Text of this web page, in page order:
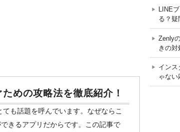
めの攻略法を徹底紹介！
も話題を呼んでいます。なぜならこ
きるアプリだからです。この記事で
LINE
る？疑
Zenly
きの対
インス
ゃない